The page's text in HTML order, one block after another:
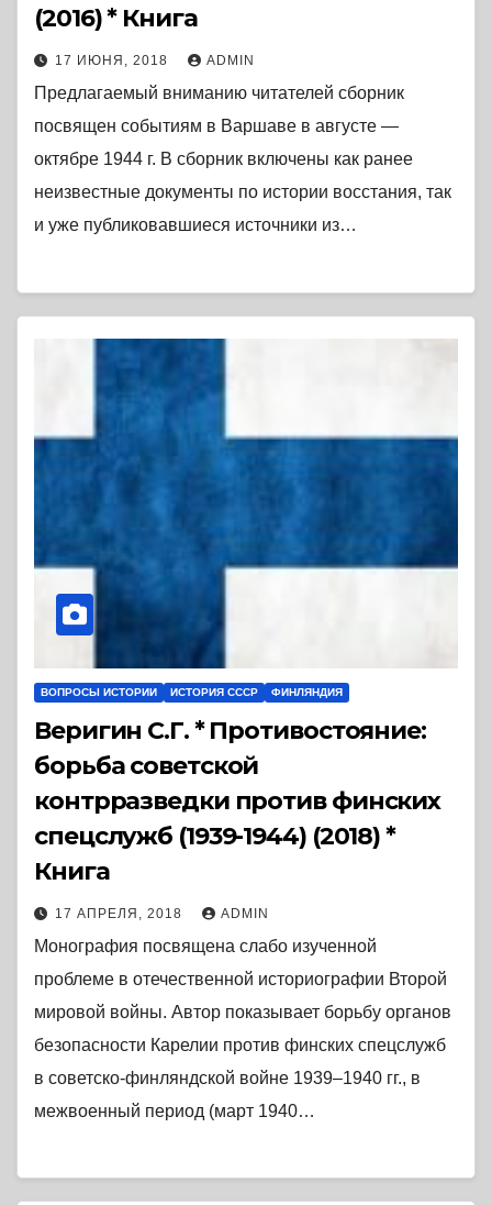
(2016) * Книга
17 ИЮНЯ, 2018 ADMIN
Предлагаемый вниманию читателей сборник
посвящен событиям в Варшаве в августе —
октябре 1944 г. В сборник включены как ранее
неизвестные документы по истории восстания, так
и уже публиковавшиеся источники из…
ВОПРОСЫ ИСТОРИИ ИСТОРИЯ СССР ФИНЛЯНДИЯ
Веригин С.Г. * Противостояние:
борьба советской
контрразведки против финских
спецслужб (1939-1944) (2018) *
Книга
17 АПРЕЛЯ, 2018 ADMIN
Монография посвящена слабо изученной
проблеме в отечественной историографии Второй
мировой войны. Автор показывает борьбу органов
безопасности Карелии против финских спецслужб
в советско-финляндской войне 1939–1940 гг., в
межвоенный период (март 1940…